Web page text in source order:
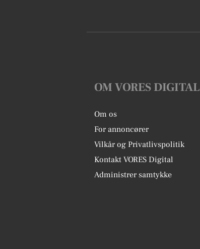
OM VORES DIGITAL
Om os
For annoncører
Vilkår og Privatlivspolitik
Kontakt VORES Digital
Administrer samtykke